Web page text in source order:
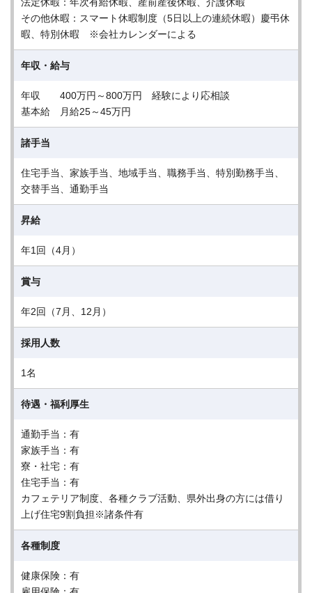
その他休暇：スマート休暇制度（5日以上の連続休暇）慶弔休
暇、特別休暇 ※会社カレンダーによる
年収・給与
年収 400万円～800万円 経験により応相談
基本給 月給25～45万円
諸手当
住宅手当、家族手当、地域手当、職務手当、特別勤務手当、
交替手当、通勤手当
昇給
年1回（4月）
賞与
年2回（7月、12月）
採用人数
1名
待遇・福利厚生
通勤手当：有
家族手当：有
寮・社宅：有
住宅手当：有
カフェテリア制度、各種クラブ活動、県外出身の方には借り
上げ住宅9割負担※諸条件有
各種制度
健康保険：有